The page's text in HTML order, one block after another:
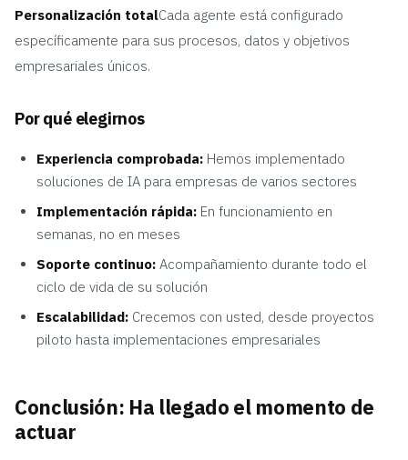
Personalización totalCada agente está configurado
específicamente para sus procesos, datos y objetivos
empresariales únicos.
Por qué elegirnos
Experiencia comprobada: Hemos implementado
soluciones de IA para empresas de varios sectores
Implementación rápida: En funcionamiento en
semanas, no en meses
Soporte continuo: Acompañamiento durante todo el
ciclo de vida de su solución
Escalabilidad: Crecemos con usted, desde proyectos
piloto hasta implementaciones empresariales
Conclusión: Ha llegado el momento de
actuar